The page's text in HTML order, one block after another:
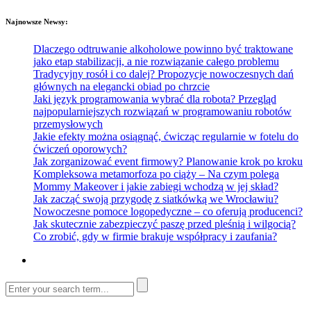
Najnowsze Newsy:
Dlaczego odtruwanie alkoholowe powinno być traktowane
jako etap stabilizacji, a nie rozwiązanie całego problemu
Tradycyjny rosół i co dalej? Propozycje nowoczesnych dań
głównych na elegancki obiad po chrzcie
Jaki język programowania wybrać dla robota? Przegląd
najpopularniejszych rozwiązań w programowaniu robotów
przemysłowych
Jakie efekty można osiągnąć, ćwicząc regularnie w fotelu do
ćwiczeń oporowych?
Jak zorganizować event firmowy? Planowanie krok po kroku
Kompleksowa metamorfoza po ciąży – Na czym polega
Mommy Makeover i jakie zabiegi wchodzą w jej skład?
Jak zacząć swoją przygodę z siatkówką we Wrocławiu?
Nowoczesne pomoce logopedyczne – co oferują producenci?
Jak skutecznie zabezpieczyć paszę przed pleśnią i wilgocią?
Co zrobić, gdy w firmie brakuje współpracy i zaufania?